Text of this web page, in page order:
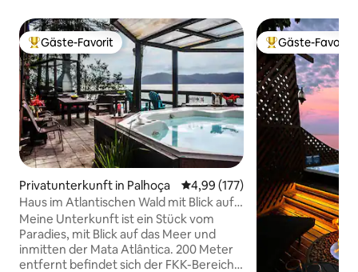
Beliebter Gäste-Favorit.
Gäste-Favorit
Privatunterkunft in Palhoça Durchschnittliche Bewertung:
4,99 (177)
Haus im Atlantischen Wald mit Blick auf
das Meer
Meine Unterkunft ist ein Stück vom
Paradies, mit Blick auf das Meer und
inmitten der Mata Atlântica. 200 Meter
entfernt befindet sich der FKK-Bereich
Beliebter Gäste-
Gäste-Favorit